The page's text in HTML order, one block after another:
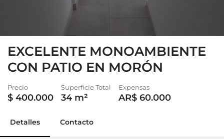
EXCELENTE MONOAMBIENTE
CON PATIO EN MORÓN
Precio
$ 400.000
Superficie Total
34 m²
Expensas
AR$ 60.000
Detalles Contacto